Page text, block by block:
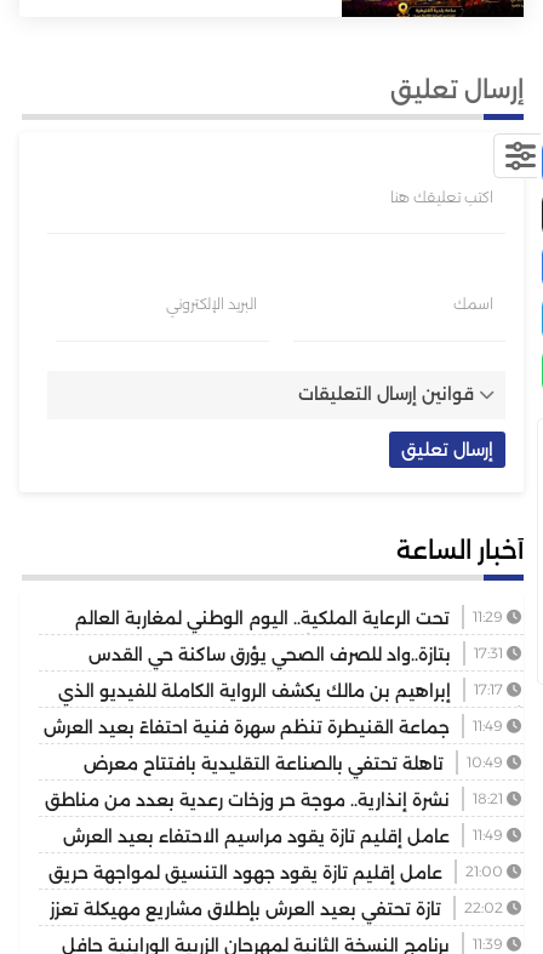
إرسال تعليق
اكتب تعليقك هنا
اسمك البريد الإلكتروني
قوانين إرسال التعليقات
أخبار الساعة
تحت الرعاية الملكية.. اليوم الوطني لمغاربة العالم
يكرس دور الجالية في خدمة أوراش 2030
بتازة..واد للصرف الصحي يؤرق ساكنة حي القدس
والمسيرة 2 ويهدد الصحة العامةإبراهيم بن مالك يكشف الرواية الكاملة للفيديو الذي
أشعل مواقع التواصل
جماعة القنيطرة تنظم سهرة فنية احتفاءً بعيد العرش
المجيد
تاهلة تحتفي بالصناعة التقليدية بافتتاح معرض
للمنتوجات المحلية بمشاركة عارضين من مختلف جهات المملكة
نشرة إنذارية.. موجة حر وزخات رعدية بعدد من مناطق
المملكة عامل إقليم تازة يقود مراسيم الاحتفاء بعيد العرش
ويكرم موظفين بتوشيحات ملكية
عامل إقليم تازة يقود جهود التنسيق لمواجهة حريق
غابوي بتغزراتينتازة تحتفي بعيد العرش بإطلاق مشاريع مهيكلة تعزز
التنمية المجاليةبرنامج النسخة الثانية لمهرجان الزربية الوراينية حافل